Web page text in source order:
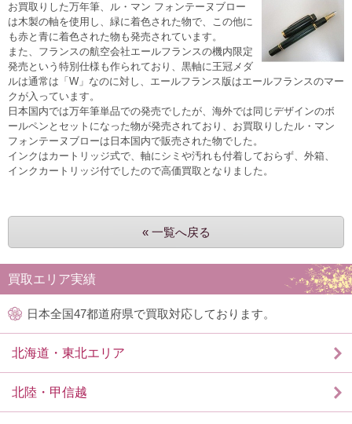
お買取りした万年筆、ル・マン フォンテーヌブロー
は木製の軸を使用し、緑に着色された物で、この他に
も赤と青に着色された物も発売されています。
また、フランスの航空会社エールフランスの機内限定
発売という特別仕様も作られており、黒軸に王冠メダ
ルは通常は「W」なのに対し、エールフランス版はエールフランスのマー
クが入っています。
日本国内では万年筆単品での発売でしたが、海外では同じデザインのボ
ールペンとセットになった物が発売されており、お買取りしたル・マン
フォンテーヌブローは日本国内で販売された物でした。
インクはカートリッジ式で、軸にシミや汚れも付着しておらず、外箱、
インクカートリッジ付でしたので高価買取となりました。
« 一覧へ戻る
買取エリア実績
日本全国47都道府県で買取対応しております。
北海道・東北エリア
北陸・甲信越